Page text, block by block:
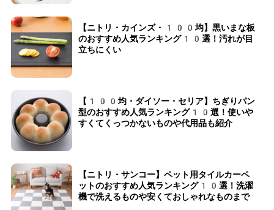
【ニトリ・カインズ・100均】黒いまな板
のおすすめ人気ランキング10選！汚れが目
立ちにくい
【100均・ダイソー・セリア】ちぎりパン
型のおすすめ人気ランキング10選！使いや
すくてくっつかないものや代用品も紹介
【ニトリ・サンコー】ペット用タイルカーペ
ットのおすすめ人気ランキング10選！洗濯
機で洗えるものや安くておしゃれなものまで